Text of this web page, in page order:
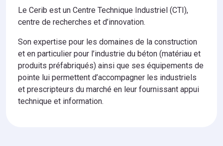
Le Cerib est un Centre Technique Industriel (CTI),
centre de recherches et d’innovation.
Son expertise pour les domaines de la construction
et en particulier pour l’industrie du béton (matériau et
produits préfabriqués) ainsi que ses équipements de
pointe lui permettent d’accompagner les industriels
et prescripteurs du marché en leur fournissant appui
technique et information.